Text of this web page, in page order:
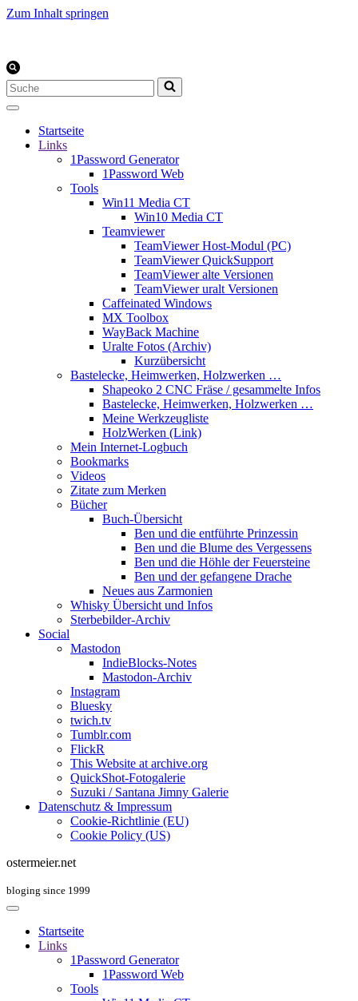
Zum Inhalt springen
Suchen
nach …
Startseite
Links
1Password Generator
1Password Web
Tools
Win11 Media CT
Win10 Media CT
Teamviewer
TeamViewer Host-Modul (PC)
TeamViewer QuickSupport
TeamViewer alte Versionen
TeamViewer uralt Versionen
Caffeinated Windows
MX Toolbox
WayBack Machine
Uralte Fotos (Archiv)
Kurzübersicht
Bastelecke, Heimwerken, Holzwerken …
Shapeoko 2 CNC Fräse / gesammelte Infos
Bastelecke, Heimwerken, Holzwerken …
Meine Werkzeugliste
HolzWerken (Link)
Mein Internet-Logbuch
Bookmarks
Videos
Zitate zum Merken
Bücher
Buch-Übersicht
Ben und die entführte Prinzessin
Ben und die Blume des Vergessens
Ben und die Höhle der Feuersteine
Ben und der gefangene Drache
Neues aus Zarmonien
Whisky Übersicht und Infos
Sterbebilder-Archiv
Social
Mastodon
IndieBlocks-Notes
Mastodon-Archiv
Instagram
Bluesky
twich.tv
Tumblr.com
FlickR
This Website at archive.org
QuickShot-Fotogalerie
Suzuki / Santana Jimny Galerie
Datenschutz & Impressum
Cookie-Richtlinie (EU)
Cookie Policy (US)
ostermeier.net
bloging since 1999
Startseite
Links
1Password Generator
1Password Web
Tools